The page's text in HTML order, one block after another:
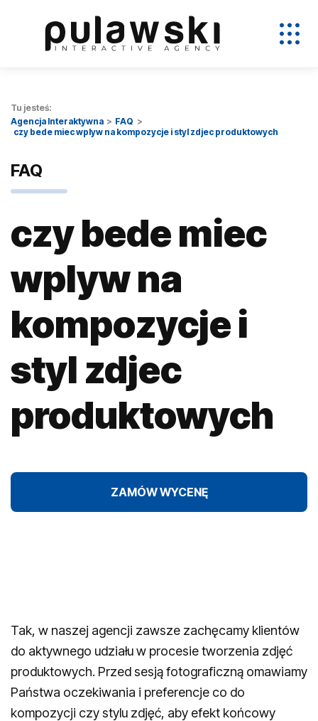
Tu jesteś:
Agencja Interaktywna
FAQ
czy bede miec wplyw na kompozycje i styl zdjec produktowych
FAQ
czy bede miec
wplyw na
kompozycje i
styl zdjec
produktowych
ZAMÓW WYCENĘ
Tak, w naszej agencji zawsze zachęcamy klientów
do aktywnego udziału w procesie tworzenia zdjęć
produktowych. Przed sesją fotograficzną omawiamy
Państwa oczekiwania i preferencje co do
kompozycji czy stylu zdjęć, aby efekt końcowy